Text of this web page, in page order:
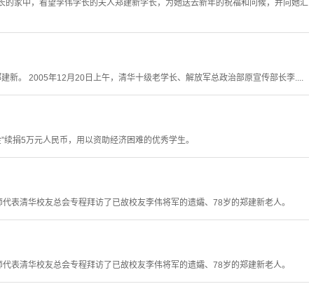
家中，看望李伟学长的夫人郑建新学长，为她送去新年的祝福和问候，并向她汇
新。 2005年12月20日上午，清华十级老学长、解放军总政治部原宣传部长李....
捐5万元人民币，用以资助经济困难的优秀学生。
表清华校友总会专程拜访了已故校友李伟将军的遗孀、78岁的郑建新老人。
表清华校友总会专程拜访了已故校友李伟将军的遗孀、78岁的郑建新老人。